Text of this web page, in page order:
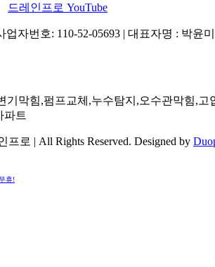
드레인프로 YouTube
자번호: 110-52-05693 | 대표자명 : 박윤
기막힘,펌프교체,누수탐지,오수관막힘,고
파트
프로 | All Rights Reserved. Designed by
휴!